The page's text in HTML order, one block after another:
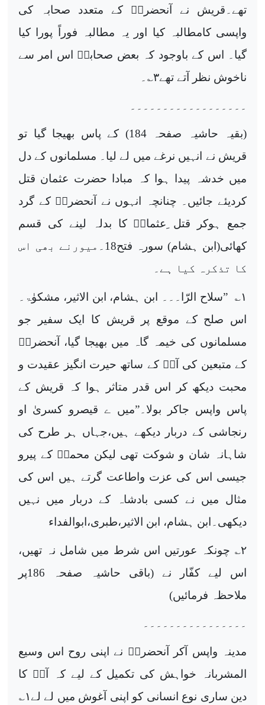
تھے۔قریش نے آنحضرتؐ کے متعدد صحابہ کی
واپسی کامطالبہ کیا اور یہ مطالبہ فوراً پورا کیا
گیا۔ اس کے باوجود کہ بعض صحابہؓ اس امر سے
ناخوش نظر آتے تھے۳؎۔
۔۔۔۔۔۔۔۔۔۔۔۔۔۔۔۔۔۔
(بقیہ حاشیہ صفحہ 184) کے پاس بھیجا گیا تو
قریش نے انہیں نرغے میں لے لیا۔ مسلمانوں کے دل
میں خدشہ پیدا ہوا کہ مبادا حضرت عثمان قتل
کردیئے جائیں۔ چنانچہ انہوں نے آنحضرتؐ کے گرد
جمع ہوکر قتل ِعثمانؓ کا بدلہ لینے کی قسم
کھائی(ابن ہشام) سورہ فتح18۔میورنے بھی اس
کا تذکرہ کیا ہے۔
۱؎ ”سلاح الرّا۔۔۔ ابن ہشام، ابن الاثیر، مشکوٰۃ۔
اس صلح کے موقع پر قریش کا ایک سفیر جو
مسلمانوں کی خیمہ گاہ میں بھیجا گیا، آنحضرتؐ
کے متبعین کی آپؐ کے ساتھ حیرت انگیز عقیدت و
محبت دیکھ کر اس قدر متاثر ہوا کہ قریش کے
پاس واپس جاکر بولا۔”میں ے قیصرو کسریٰ او
رنجاشی کے دربار دیکھے ہیں،جہاں ہر طرح کی
شاہانہ شان و شوکت تھی لیکن محمدؐ کے پیرو
جیسی اس کی عزت واطاعت گرتے ہیں اس کی
مثال میں نے کسی بادشاہ کے دربار میں نہیں
دیکھی۔ابن ہشام، ابن الاثیر،طبری،ابوالفداء
۲؎ چونکہ عورتیں اس شرط میں شامل نہ تھیں،
اس لیے کفّار نے (باقی حاشیہ صفحہ 186پر
ملاحظہ فرمائیں)
۔۔۔۔۔۔۔۔۔۔۔۔۔۔۔۔
مدینہ واپس آکر آنحضرتؐ نے اپنی روح اس وسیع
المشربانہ خواہش کی تکمیل کے لیے کہ آپؐ کا
دین ساری نوع انسانی کو اپنی آغوش میں لے لے۱؎